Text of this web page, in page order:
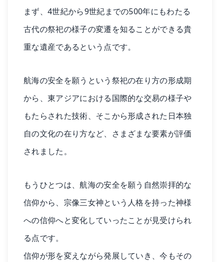
まず、4世紀から9世紀までの500年にもわたる
古代の祭祀の様子の変遷を知ることができる貴
重な遺産であるという点です。
航海の安全を願うという祭祀の在り方の形成期
から、東アジアにおける国際的な交易の様子や
もたらされた技術、そこから形成された日本独
自の文化の在り方など、さまざまな要素が評価
されました。
もうひとつは、航海の安全を願う自然崇拝的な
信仰から、宗像三女神という人格を持った神様
への信仰へと変化していったことが見受けられ
る点です。
信仰が形を変えながら発展していき、今もその